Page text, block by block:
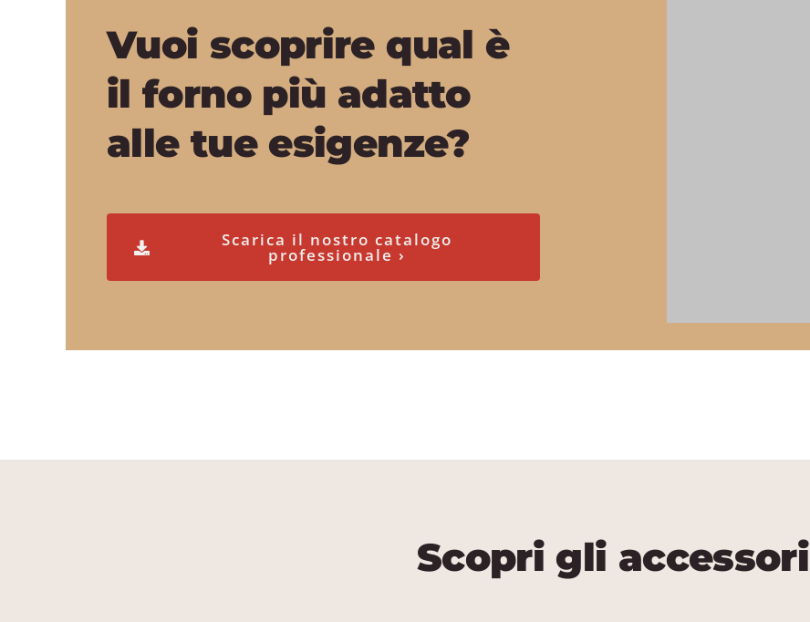
Vuoi scoprire qual è
il forno più adatto
alle tue esigenze?
Scarica il nostro catalogo
professionale ›
Scopri gli accessori